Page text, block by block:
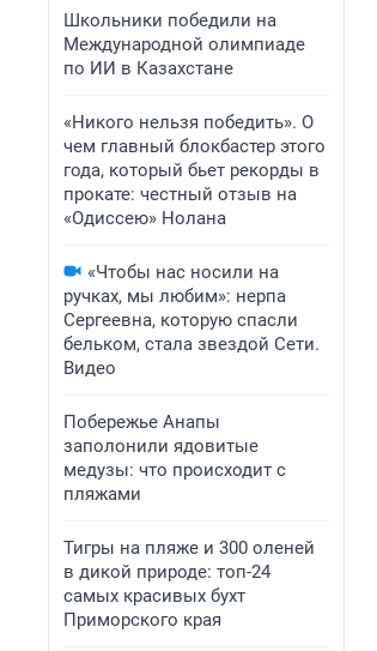
Школьники победили на
Международной олимпиаде
по ИИ в Казахстане
«Никого нельзя победить». О
чем главный блокбастер этого
года, который бьет рекорды в
прокате: честный отзыв на
«Одиссею» Нолана
«Чтобы нас носили на
ручках, мы любим»: нерпа
Сергеевна, которую спасли
бельком, стала звездой Сети.
Видео
Побережье Анапы
заполонили ядовитые
медузы: что происходит с
пляжами
Тигры на пляже и 300 оленей
в дикой природе: топ-24
самых красивых бухт
Приморского края